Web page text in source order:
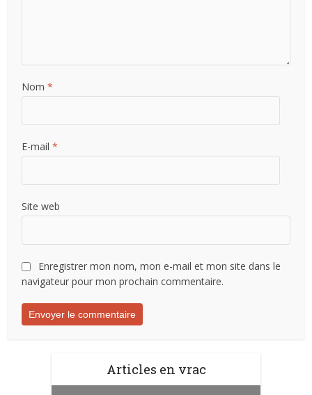
Nom*
E-mail*
Site web
Enregistrer mon nom, mon e-mail et mon site dans le
navigateur pour mon prochain commentaire.
Articles en vrac